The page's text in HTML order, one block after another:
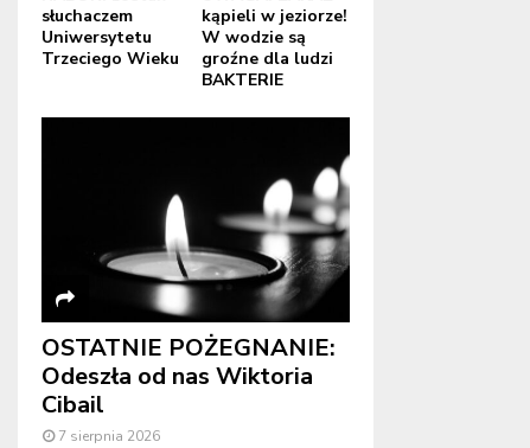
słuchaczem
Uniwersytetu
Trzeciego Wieku
kąpieli w jeziorze!
W wodzie są
groźne dla ludzi
BAKTERIE
OSTATNIE POŻEGNANIE:
Odeszła od nas Wiktoria
Cibail
7 sierpnia 2026